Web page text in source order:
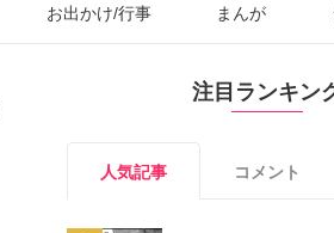
お出かけ/行事 まんが
注目ランキン
人気記事 コメント